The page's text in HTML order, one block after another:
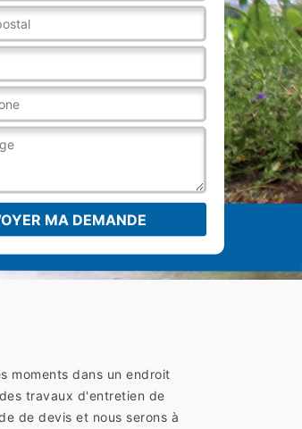
moments dans un endroit
travaux d'entretien de
de devis et nous serons à